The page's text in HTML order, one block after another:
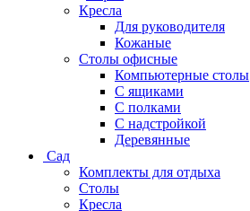
Кресла
Для руководителя
Кожаные
Столы офисные
Компьютерные столы
С ящиками
С полками
С надстройкой
Деревянные
Сад
Комплекты для отдыха
Столы
Кресла